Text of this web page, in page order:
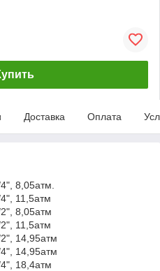
Доставка Оплата
8,05атм.
11,5атм
8,05атм
11,5атм
14,95атм
14,95атм
18,4атм